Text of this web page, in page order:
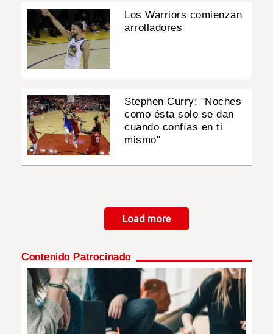
Los Warriors comienzan
arrolladores
Stephen Curry: "Noches
como ésta solo se dan
cuando confías en ti
mismo"
Load more
Contenido Patrocinado